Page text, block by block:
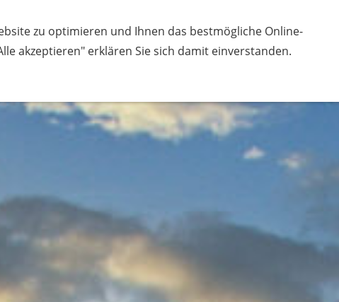
Angebot Kontakt Referenzen Impressum
zu optimieren und Ihnen das bestmögliche Online-
akzeptieren" erklären Sie sich damit einverstanden.